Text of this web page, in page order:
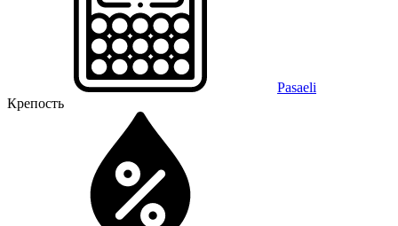
Pasaeli
Крепость